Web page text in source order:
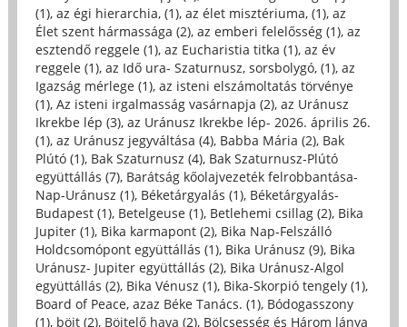
(1), az égi hierarchia, (1), az élet misztériuma, (1), az
Élet szent hármassága (2), az emberi felelősség (1), az
esztendő reggele (1), az Eucharistia titka (1), az év
reggele (1), az Idő ura- Szaturnusz, sorsbolygó, (1), az
Igazság mérlege (1), az isteni elszámoltatás törvénye
(1), Az isteni irgalmasság vasárnapja (2), az Uránusz
Ikrekbe lép (3), az Uránusz Ikrekbe lép- 2026. április 26.
(1), az Uránusz jegyváltása (4), Babba Mária (2), Bak
Plútó (1), Bak Szaturnusz (4), Bak Szaturnusz-Plútó
együttállás (7), Barátság kőolajvezeték felrobbantása-
Nap-Uránusz (1), Béketárgyalás (1), Béketárgyalás-
Budapest (1), Betelgeuse (1), Betlehemi csillag (2), Bika
Jupiter (1), Bika karmapont (2), Bika Nap-Felszálló
Holdcsomópont együttállás (1), Bika Uránusz (9), Bika
Uránusz- Jupiter együttállás (2), Bika Uránusz-Algol
együttállás (2), Bika Vénusz (1), Bika-Skorpió tengely (1),
Board of Peace, azaz Béke Tanács. (1), Bódogasszony
(1), böjt (2), Böjtelő hava (2), Bölcsesség és Három lánya